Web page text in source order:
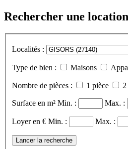
Rechercher une location
Localités :
Type de bien : Maisons
Nombre de pièces : 1 pièce 2
Surface en m² Min. : Max. :
Loyer en € Min. : Max. :
Lancer la recherche